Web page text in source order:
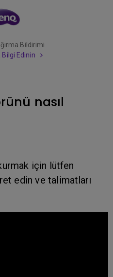
Bildirimi
Bilgi Edinin
nasıl
için lütfen
edin ve talimatları